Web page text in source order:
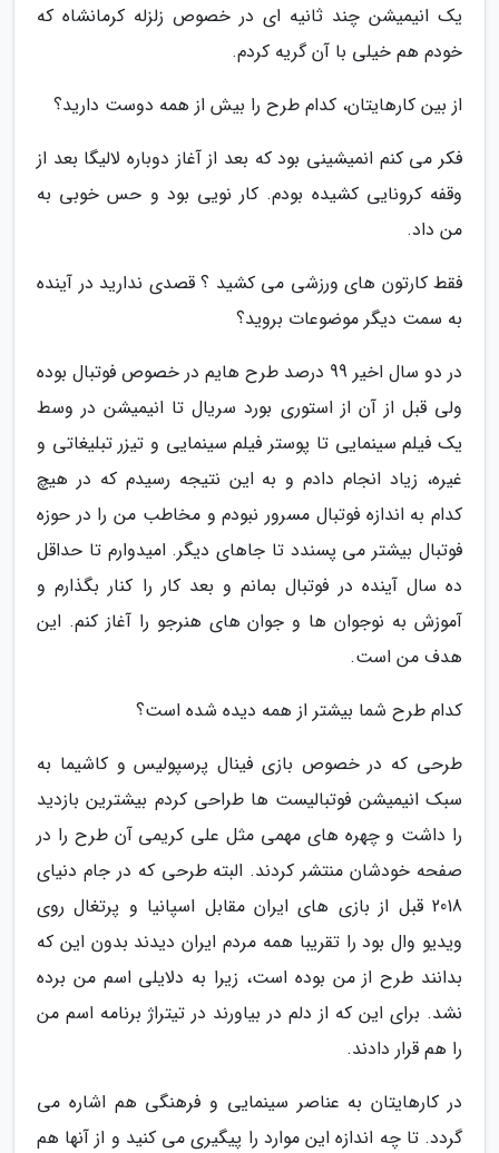
یک انیمیشن چند ثانیه ای در خصوص زلزله کرمانشاه که
خودم هم خیلی با آن گریه کردم.
از بین کارهایتان، کدام طرح را بیش از همه دوست دارید؟
فکر می کنم انمیشینی بود که بعد از آغاز دوباره لالیگا بعد از
وقفه کرونایی کشیده بودم. کار نویی بود و حس خوبی به
من داد.
فقط کارتون های ورزشی می کشید ؟ قصدی ندارید در آینده
به سمت دیگر موضوعات بروید؟
در دو سال اخیر 99 درصد طرح هایم در خصوص فوتبال بوده
ولی قبل از آن از استوری بورد سریال تا انیمیشن در وسط
یک فیلم سینمایی تا پوستر فیلم سینمایی و تیزر تبلیغاتی و
غیره، زیاد انجام دادم و به این نتیجه رسیدم که در هیچ
کدام به اندازه فوتبال مسرور نبودم و مخاطب من را در حوزه
فوتبال بیشتر می پسندد تا جاهای دیگر. امیدوارم تا حداقل
ده سال آینده در فوتبال بمانم و بعد کار را کنار بگذارم و
آموزش به نوجوان ها و جوان های هنرجو را آغاز کنم. این
هدف من است.
کدام طرح شما بیشتر از همه دیده شده است؟
طرحی که در خصوص بازی فینال پرسپولیس و کاشیما به
سبک انیمیشن فوتبالیست ها طراحی کردم بیشترین بازدید
را داشت و چهره های مهمی مثل علی کریمی آن طرح را در
صفحه خودشان منتشر کردند. البته طرحی که در جام دنیای
2018 قبل از بازی های ایران مقابل اسپانیا و پرتغال روی
ویدیو وال بود را تقریبا همه مردم ایران دیدند بدون این که
بدانند طرح از من بوده است، زیرا به دلایلی اسم من برده
نشد. برای این که از دلم در بیاورند در تیتراژ برنامه اسم من
را هم قرار دادند.
در کارهایتان به عناصر سینمایی و فرهنگی هم اشاره می
گردد. تا چه اندازه این موارد را پیگیری می کنید و از آنها هم